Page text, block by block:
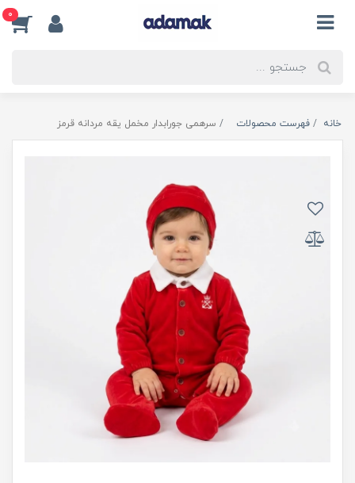
0
خانه فهرست محصولات سرهمی جورابدار مخمل یقه مردانه قرمز